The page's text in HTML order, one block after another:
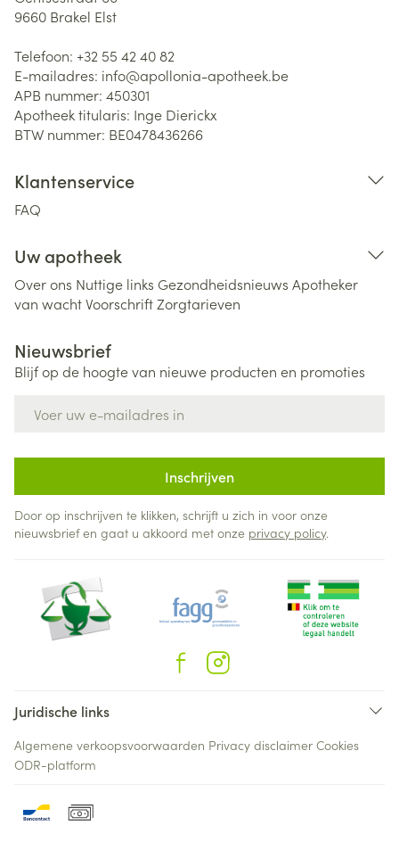
9660 Brakel Elst
Telefoon: +32 55 42 40 82
E-mailadres: info@apollonia-apotheek.be
APB nummer: 450301
Apotheek titularis: Inge Dierickx
BTW nummer: BE0478436266
Klantenservice
FAQ
Uw apotheek
Over ons Nuttige links Gezondheidsnieuws Apotheker
van wachtVoorschriftZorgtarieven
Nieuwsbrief
Blijf op de hoogte van nieuwe producten en promoties
Inschrijven
Door op inschrijven te klikken, schrijft u zich in voor onze
nieuwsbrief en gaat u akkoord met onze privacy policy.
Juridische links
Algemene verkoopsvoorwaarden Privacy disclaimer Cookies
ODR-platform